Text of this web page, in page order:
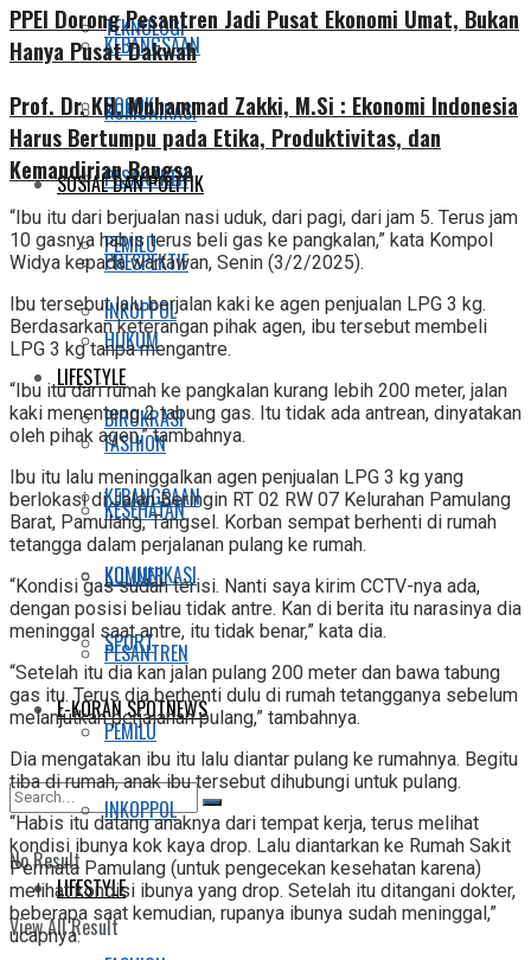
KEBANGSAAN
KOMUNIKASI
PESANTREN
PEMILU
INKOPPOL
LIFESTYLE
FASHION
KESEHATAN
KULINER
SPORT
E-KORAN SPOTNEWS
No Result
View All Result
TEKNOLOGI
SOSOK
SOSIAL DAN POLITIK
PRESPEKTIF
HUKUM
BIROKRASI
KEBANGSAAN
KOMUNIKASI
PESANTREN
PEMILU
INKOPPOL
LIFESTYLE
PPEI Dorong Pesantren Jadi Pusat Ekonomi Umat, Bukan
Hanya Pusat Dakwah
Prof. Dr. KH. Muhammad Zakki, M.Si : Ekonomi Indonesia
Harus Bertumpu pada Etika, Produktivitas, dan
Kemandirian Bangsa
“Ibu itu dari berjualan nasi uduk, dari pagi, dari jam 5. Terus jam
10 gasnya habis terus beli gas ke pangkalan,” kata Kompol
Widya kepada wartawan, Senin (3/2/2025).
Ibu tersebut lalu berjalan kaki ke agen penjualan LPG 3 kg.
Berdasarkan keterangan pihak agen, ibu tersebut membeli
LPG 3 kg tanpa mengantre.
“Ibu itu dari rumah ke pangkalan kurang lebih 200 meter, jalan
kaki menenteng 2 tabung gas. Itu tidak ada antrean, dinyatakan
oleh pihak agen,” tambahnya.
Ibu itu lalu meninggalkan agen penjualan LPG 3 kg yang
berlokasi di Jalan Beringin RT 02 RW 07 Kelurahan Pamulang
Barat, Pamulang, Tangsel. Korban sempat berhenti di rumah
tetangga dalam perjalanan pulang ke rumah.
“Kondisi gas sudah terisi. Nanti saya kirim CCTV-nya ada,
dengan posisi beliau tidak antre. Kan di berita itu narasinya dia
meninggal saat antre, itu tidak benar,” kata dia.
“Setelah itu dia kan jalan pulang 200 meter dan bawa tabung
gas itu. Terus dia berhenti dulu di rumah tetangganya sebelum
melanjutkan perjalanan pulang,” tambahnya.
Dia mengatakan ibu itu lalu diantar pulang ke rumahnya. Begitu
tiba di rumah, anak ibu tersebut dihubungi untuk pulang.
“Habis itu datang anaknya dari tempat kerja, terus melihat
kondisi ibunya kok kaya drop. Lalu diantarkan ke Rumah Sakit
Permata Pamulang (untuk pengecekan kesehatan karena)
melihat kondisi ibunya yang drop. Setelah itu ditangani dokter,
beberapa saat kemudian, rupanya ibunya sudah meninggal,”
ucapnya.